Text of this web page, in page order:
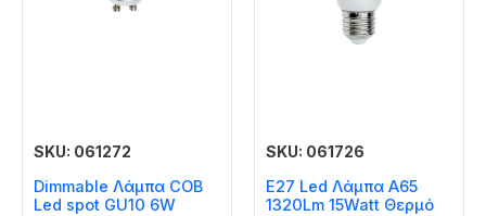
SKU: 061272
Dimmable Λάμπα COB
Led spot GU10 6W
SKU: 061726
E27 Led Λάμπα A65
1320Lm 15Watt Θερμό